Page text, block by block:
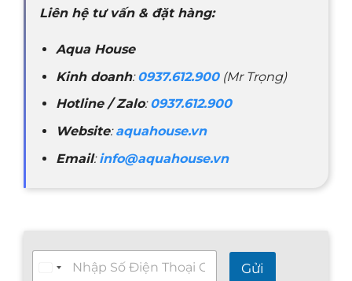
Liên hệ tư vấn & đặt hàng:
Aqua House
Kinh doanh:0937.612.900(Mr Trọng)
Hotline / Zalo:0937.612.900
Website:aquahouse.vn
Email:info@aquahouse.vn
Gửi